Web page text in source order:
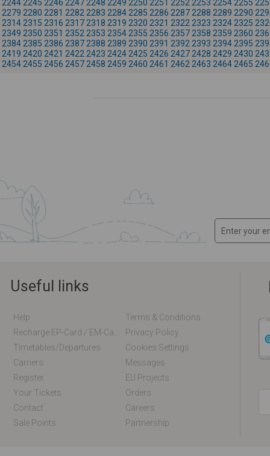
2244 2245 2246 2247 2248 2249 2250 2251 2252 2253 2254 2255
2279 2280 2281 2282 2283 2284 2285 2286 2287 2288 2289 2290
2314 2315 2316 2317 2318 2319 2320 2321 2322 2323 2324 2325
2349 2350 2351 2352 2353 2354 2355 2356 2357 2358 2359 2360
2384 2385 2386 2387 2388 2389 2390 2391 2392 2393 2394 2395
2419 2420 2421 2422 2423 2424 2425 2426 2427 2428 2429 2430
2454 2455 2456 2457 2458 2459 2460 2461 2462 2463 2464 2465
Useful links
Help
Terms & Conditions
Privacy Policy
Timetables/departures
Cookies Settings
Carriers
Messages
Register
EU Projects
Your Tickets
Orders
Contact
Careers
Sale Points
Partnership